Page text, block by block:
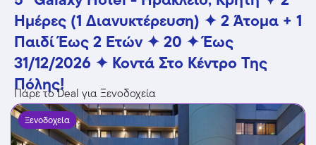
Ημέρες (1 Διανυκτέρευση) ✦ 2 Άτομα + 1
Παιδί Έως 2 Ετών ✦ 20 ✦ Έως
31/12/2026 ✦ Κοντά Στο Κέντρο Της
Πόλης!
Πάρε το Deal για Ξενοδοχεία
Ξενοδοχεία